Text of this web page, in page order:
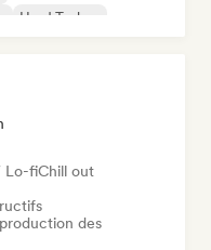
Hard Techno
Lo-fiChill out
des